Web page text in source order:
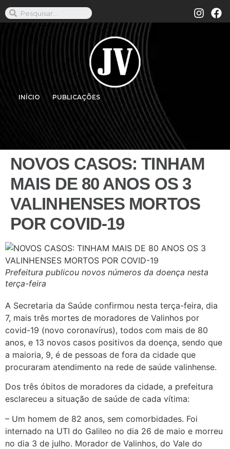
INÍCIO PUBLICAÇÕES
NOVOS CASOS: TINHAM
MAIS DE 80 ANOS OS 3
VALINHENSES MORTOS
POR COVID-19
Prefeitura publicou novos números da doença nesta
terça-feira
A Secretaria da Saúde confirmou nesta terça-feira, dia
7, mais três mortes de moradores de Valinhos por
covid-19 (novo coronavírus), todos com mais de 80
anos, e 13 novos casos positivos da doença, sendo que
a maioria, 9, é de pessoas de fora da cidade que
procuraram atendimento na rede de saúde valinhense.
Dos três óbitos de moradores da cidade, a prefeitura
esclareceu a situação de saúde de cada vítima:
– Um homem de 82 anos, sem comorbidades. Foi
internado na UTI do Galileo no dia 26 de maio e morreu
no dia 3 de julho. Morador de Valinhos, do Vale do